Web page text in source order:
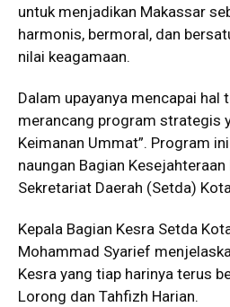
untuk menjadikan Makassar
harmonis, bermoral, dan
nilai keagamaan.
Dalam upayanya mencapai hal
merancang program strategis
Keimanan Ummat”. Program
naungan Bagian
Sekretariat Daerah (Setda)
Kepala Bagian Kesra Setda
Mohammad Syarief
Kesra yang tiap harinya terus
Lorong dan Tahfizh Harian.